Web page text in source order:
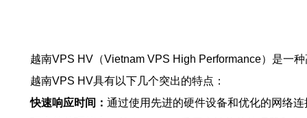
越南VPS HV（Vietnam VPS High Performance）是一
越南VPS HV具有以下几个突出的特点：
快速响应时间： 通过使用先进的硬件设备和优化的网络